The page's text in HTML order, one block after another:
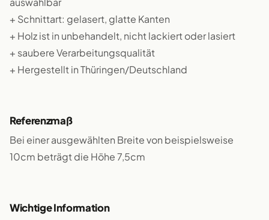
+ Schnittart: gelasert, glatte Kanten
+ Holz ist in unbehandelt, nicht lackiert oder lasiert
+ saubere Verarbeitungsqualität
+ Hergestellt in Thüringen/Deutschland
Referenzmaß
Bei einer ausgewählten Breite von beispielsweise
10cm beträgt die Höhe 7,5cm
Wichtige Information